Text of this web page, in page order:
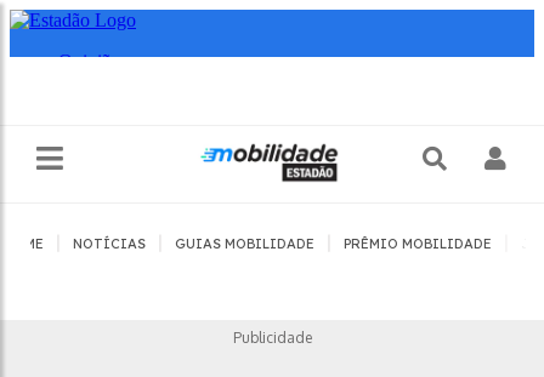
HOME NOTÍCIAS GUIAS MOBILIDADE PRÊMIO MOBILIDADE
Publicidade